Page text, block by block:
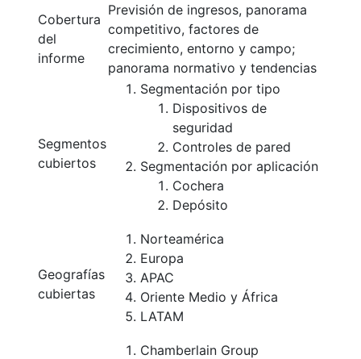
Cobertura
del
informe
Previsión de ingresos, panorama
competitivo, factores de
crecimiento, entorno y campo;
panorama normativo y tendencias
Segmentos
cubiertos
Segmentación por tipo
Dispositivos de
seguridad
Controles de pared
Segmentación por aplicación
Cochera
Depósito
Geografías
cubiertas
Norteamérica
Europa
APAC
Oriente Medio y África
LATAM
Chamberlain Group